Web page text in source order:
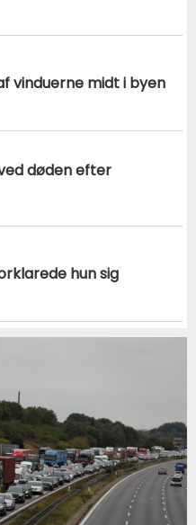
vinduerne midt i byen
døden efter
hun sig